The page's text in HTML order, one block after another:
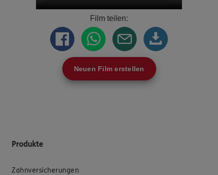
Produkte
Zahnversicherungen